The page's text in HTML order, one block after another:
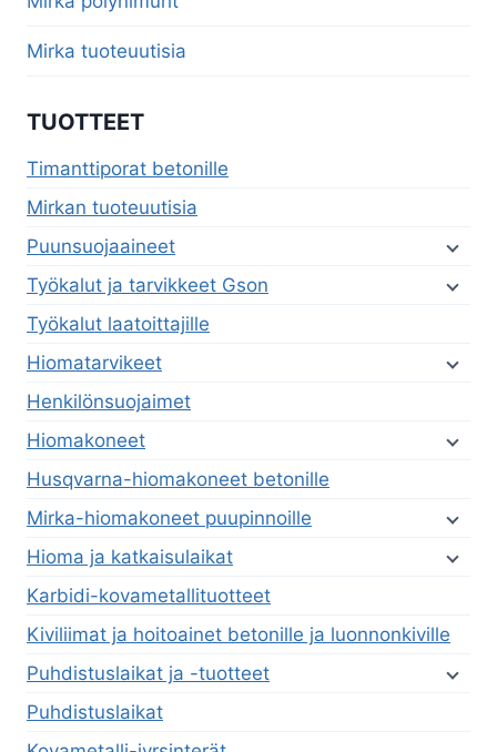
Mirka tuoteuutisia
TUOTTEET
Timanttiporat betonille
Mirkan tuoteuutisia
Puunsuojaaineet
Työkalut ja tarvikkeet Gson
Työkalut laatoittajille
Hiomatarvikeet
Henkilönsuojaimet
Hiomakoneet
Husqvarna-hiomakoneet betonille
Mirka-hiomakoneet puupinnoille
Hioma ja katkaisulaikat
Karbidi-kovametallituotteet
Kiviliimat ja hoitoainet betonille ja luonnonkiville
Puhdistuslaikat ja -tuotteet
Puhdistuslaikat